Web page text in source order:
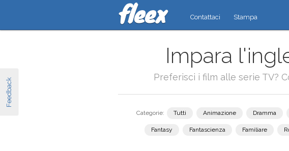
Feedback
Contattaci Stampa
Impara
Preferisci i film alle serie TV?
Categorie: Tutti Animazione Dramma
Fantasy Fantascienza Familiare